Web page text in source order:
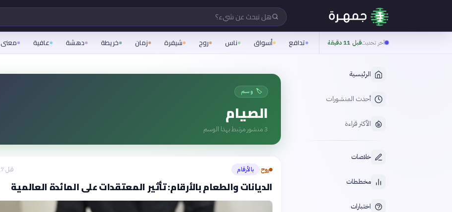
هل تبحث عن شيء؟
آخر تحديثقبل 11 دقيقة تدافع أسواق ناس روح شيفرة زمان خريطة دهشة عافية معنى
الرئيسية
أحدث المنشورات
الأكثر قراءة
خلاصات
مخططات
اختبارات
🏷️ وسم
الصيام
3 منشور مرتبط بهذا الوسم
روح› بالأرقام قبل 17 يومًا
الديانات والطعام بالأرقام: تأثير المعتقدات على المائدة العالمية